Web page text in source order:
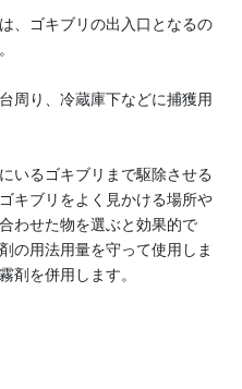
、ゴキブリの出入口となるの
周り、冷蔵庫下などに捕獲用
いるゴキブリまで駆除させる
キブリをよく見かける場所や
わせた物を選ぶと効果的で
の用法用量を守って使用しま
剤を併用します。